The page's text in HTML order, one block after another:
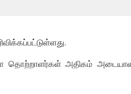
தொற்றாளர்கள் அதிகம்